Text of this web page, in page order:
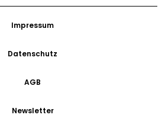
Impressum
Datenschutz
AGB
Newsletter